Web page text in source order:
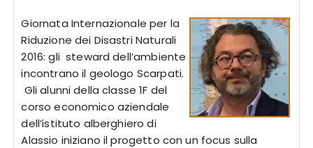
Giornata Internazionale per la
Riduzione dei Disastri Naturali
2016: gli steward dell’ambiente
incontrano il geologo Scarpati.
Gli alunni della classe 1F del
corso economico aziendale
dell’istituto alberghiero di
Alassio iniziano il progetto con un focus sulla